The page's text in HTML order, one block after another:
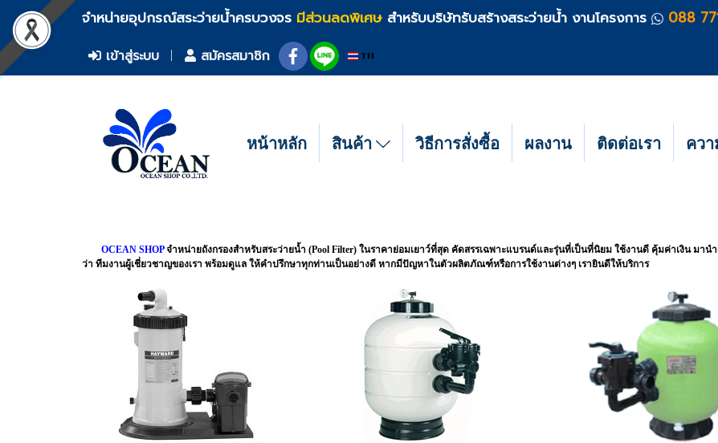
จำหน่ายอุปกรณ์สระว่ายน้ำครบวงจร มีส่วนลดพิเศษ สำหรับบริษัทรับสร้างสระว่ายน้ำ งานโครงการ 088
เข้าสู่ระบบ สมัครสมาชิก TH
หน้าหลัก สินค้า วิธีการสั่งซื้อ ผลงาน ติดต่อเรา ควา
OCEAN SHOPจำหน่ายถังกรองสำหรับสระว่ายน้ำ (Pool Filter) ในราคาย่อมเยาว์ที่สุด คัดสรรเฉพาะแบรนด์และรุ่นที่เป็นที่นิยม ใช้งานดี คุ้มค่าเงิน ม
ว่า ทีมงานผู้เชี่ยวชาญของเรา พร้อมดูแล ให้คำปรึกษาทุกท่านเป็นอย่างดี หากมีปัญหาในตัวผลิตภัณฑ์หรือการใช้งานต่างๆ เรายินดีให้บริการ